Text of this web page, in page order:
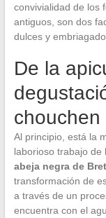
convivialidad de los
antiguos, son dos
dulces y
De la
chouchen
Al principio, está la
laborioso trabajo de
abeja negra de
transformación de
a través de un
encuentra con el